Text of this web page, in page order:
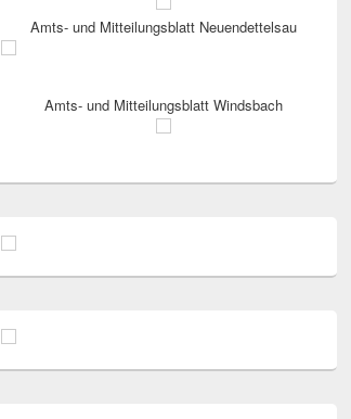
Amts- und Mitteilungsblatt Neuendettelsau
Amts- und Mitteilungsblatt Windsbach